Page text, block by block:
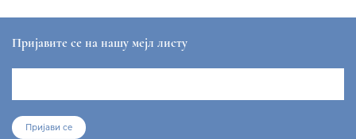
Пријавите се на нашу мејл листу
Пријави се